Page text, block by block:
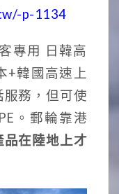
p-1134
專用 日韓高
+韓國高速上
務，但可使
。郵輪靠港
品在陸地上才